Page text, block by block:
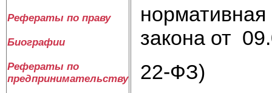
Рефераты по праву
Биографии
Рефераты по
предпринимательству
закона от
22-ФЗ)